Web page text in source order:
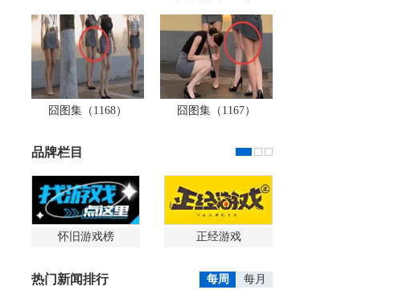
囧图集（1168） 囧图集（1167）
品牌栏目
怀旧游戏榜 正经游戏
热门新闻排行 每周 每月